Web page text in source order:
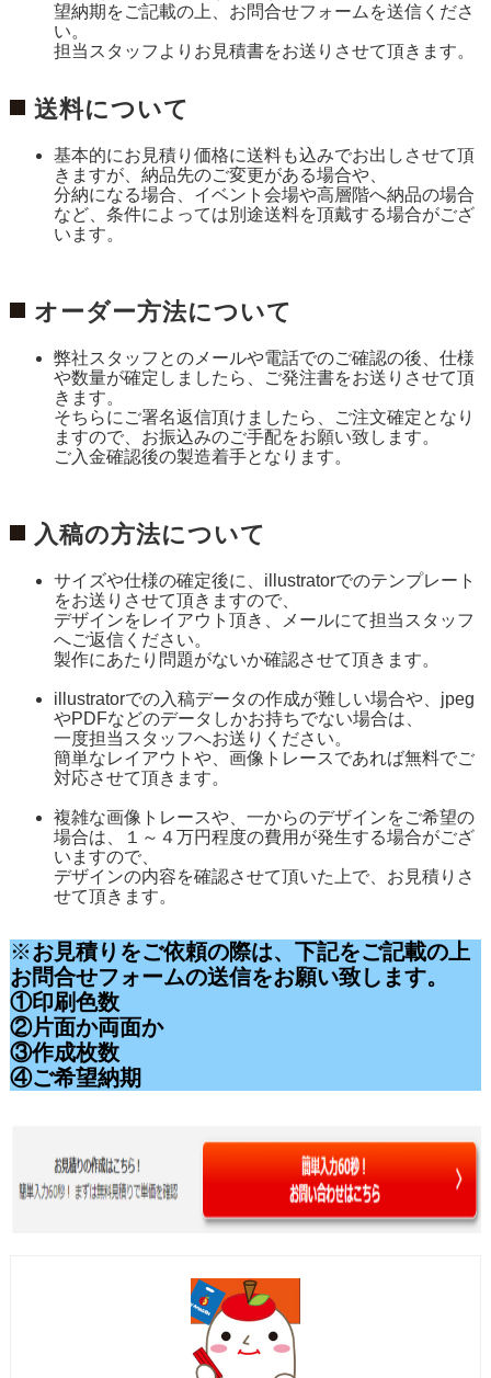
望納期をご記載の上、お問合せフォームを送信くださ
い。
担当スタッフよりお見積書をお送りさせて頂きます。
送料について
基本的にお見積り価格に送料も込みでお出しさせて頂
きますが、納品先のご変更がある場合や、
分納になる場合、イベント会場や高層階へ納品の場合
など、条件によっては別途送料を頂戴する場合がござ
います。
オーダー方法について
弊社スタッフとのメールや電話でのご確認の後、仕様
や数量が確定しましたら、ご発注書をお送りさせて頂
きます。
そちらにご署名返信頂けましたら、ご注文確定となり
ますので、お振込みのご手配をお願い致します。
ご入金確認後の製造着手となります。
入稿の方法について
サイズや仕様の確定後に、illustratorでのテンプレート
をお送りさせて頂きますので、
デザインをレイアウト頂き、メールにて担当スタッフ
へご返信ください。
製作にあたり問題がないか確認させて頂きます。
illustratorでの入稿データの作成が難しい場合や、jpeg
やPDFなどのデータしかお持ちでない場合は、
一度担当スタッフへお送りください。
簡単なレイアウトや、画像トレースであれば無料でご
対応させて頂きます。
複雑な画像トレースや、一からのデザインをご希望の
場合は、１～４万円程度の費用が発生する場合がござ
いますので、
デザインの内容を確認させて頂いた上で、お見積りさ
せて頂きます。
※お見積りをご依頼の際は、下記をご記載の上
お問合せフォームの送信をお願い致します。
①印刷色数
②片面か両面か
③作成枚数
④ご希望納期